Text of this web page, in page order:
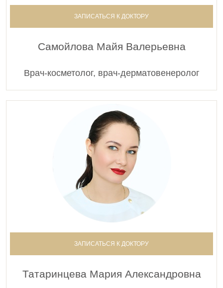
ЗАПИСАТЬСЯ К ДОКТОРУ
Самойлова Майя Валерьевна
Врач-косметолог, врач-дерматовенеролог
ЗАПИСАТЬСЯ К ДОКТОРУ
Татаринцева Мария Александровна